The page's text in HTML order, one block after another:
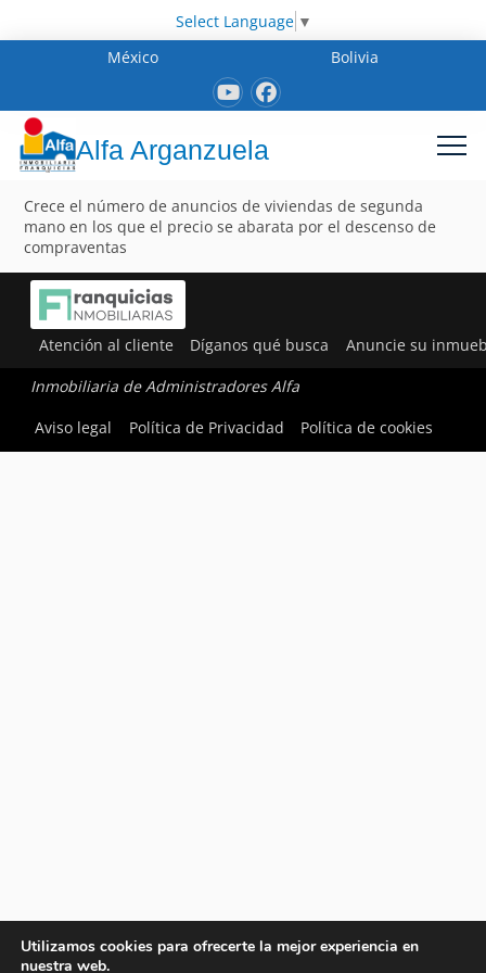
Select Language ▼
México
Bolivia
Alfa Arganzuela
Crece el número de anuncios de viviendas de segunda
mano en los que el precio se abarata por el descenso de
compraventas
Atención al cliente Díganos qué busca Anuncie su
Inmobiliaria de Administradores Alfa
Aviso legal
Política de Privacidad Política de cookies
Utilizamos cookies para ofrecerte la mejor experiencia en
nuestra web.